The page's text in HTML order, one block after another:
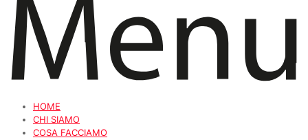
HOME
CHI SIAMO
COSA FACCIAMO